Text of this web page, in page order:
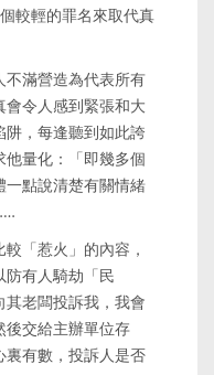
較輕的罪名來取代真
不滿營造為代表所有
令人感到緊張和大
，每逢聽到如此誇
量化：「即幾多個
一點說清楚有關情緒
「惹火」的內容，
防有人騎劫「民
老闆投訴我，我會
後交給主辦單位存
裏有數，投訴人是否